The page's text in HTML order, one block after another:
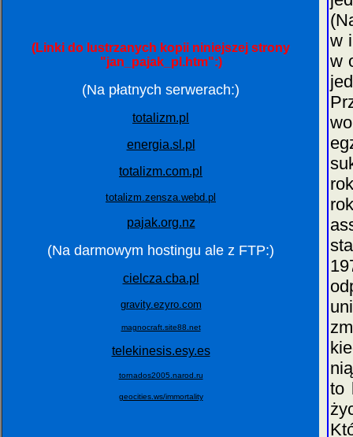
(Linki do lustrzanych kopii niniejszej strony
"jan_pajak_pl.htm":)
(Na płatnych serwerach:)
totalizm.pl
energia.sl.pl
totalizm.com.pl
totalizm.zensza.webd.pl
pajak.org.nz
(Na darmowym hostingu ale z FTP:)
cielcza.cba.pl
gravity.ezyro.com
magnocraft.site88.net
telekinesis.esy.es
tornados2005.narod.ru
geocities.ws/immortality
w
w
to